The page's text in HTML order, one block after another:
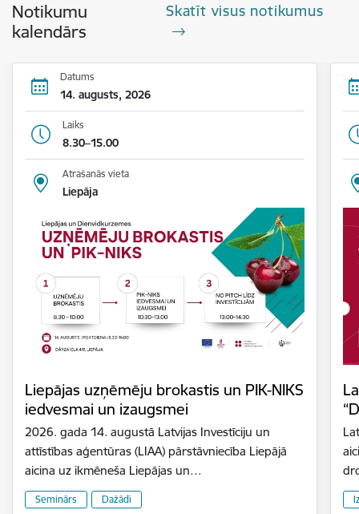
Notikumu
kalendārs
Skatīt visus notikumus
Datums
14. augusts, 2026
Laiks
8.30–15.00
Atrašanās vieta
Liepāja
Liepājas uzņēmēju brokastis un PIK-NIKS
iedvesmai un izaugsmei
2026. gada 14. augustā Latvijas Investīciju un
attīstības aģentūras (LIAA) pārstāvniecība Liepājā
aicina uz ikmēneša Liepājas un…
Seminārs Dažādi